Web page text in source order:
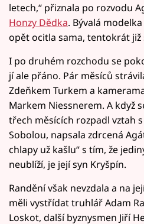
letech,“ přiznala po rozvodu
Honzy Dědka. Bývalá
opět ocitla sama, tentokrát již
I po druhém rozchodu se
jí ale přáno. Pár měsíců
Zdeňkem Turkem a
Markem Niessnerem. A když
třech měsících rozpadl vztah
Sobolou, napsala zdrcená
chlapy už kašlu“ s tím, že
neublíží, je její syn Kryšpín.
Randění však nevzdala a na
měli vystřídat truhlář Adam
Loskot, další byznysmen Jiří